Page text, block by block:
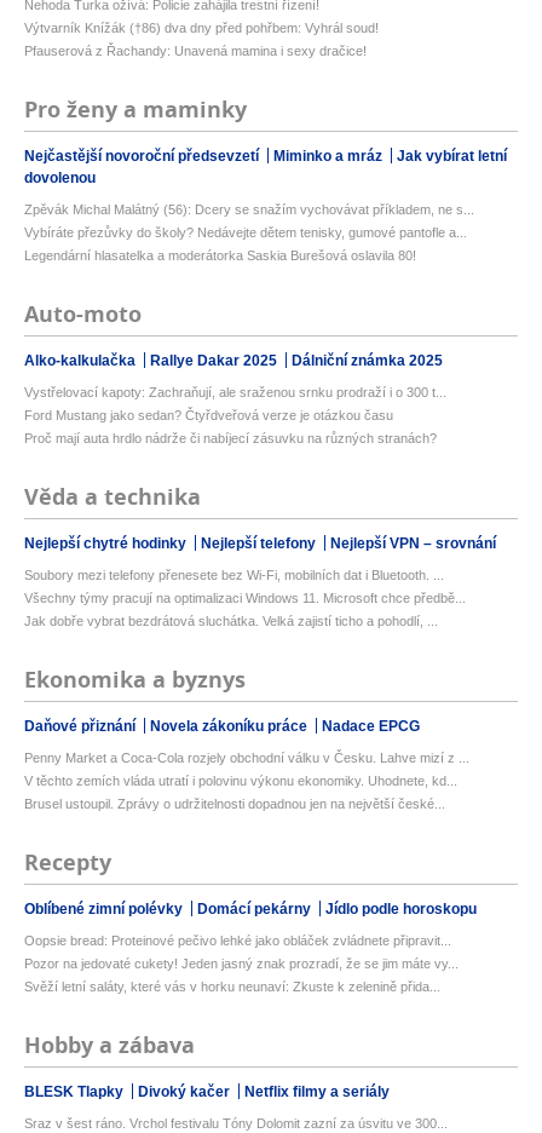
Nehoda Turka ožívá: Policie zahájila trestní řízení!
Výtvarník Knížák (†86) dva dny před pohřbem: Vyhrál soud!
Pfauserová z Řachandy: Unavená mamina i sexy dračice!
Pro ženy a maminky
Nejčastější novoroční předsevzetí Miminko a mráz
Jak vybírat letní
dovolenou
Zpěvák Michal Malátný (56): Dcery se snažím vychovávat příkladem, ne s...
Vybíráte přezůvky do školy? Nedávejte dětem tenisky, gumové pantofle a...
Legendární hlasatelka a moderátorka Saskia Burešová oslavila 80!
Auto-moto
Alko-kalkulačka Rallye Dakar 2025 Dálniční známka 2025
Vystřelovací kapoty: Zachraňují, ale sraženou srnku prodraží i o 300 t...
Ford Mustang jako sedan? Čtyřdveřová verze je otázkou času
Proč mají auta hrdlo nádrže či nabíjecí zásuvku na různých stranách?
Věda a technika
Nejlepší chytré hodinky Nejlepší telefony Nejlepší VPN – srovnání
Soubory mezi telefony přenesete bez Wi-Fi, mobilních dat i Bluetooth. ...
Všechny týmy pracují na optimalizaci Windows 11. Microsoft chce předbě...
Jak dobře vybrat bezdrátová sluchátka. Velká zajistí ticho a pohodlí, ...
Ekonomika a byznys
Daňové přiznání Novela zákoníku práce Nadace EPCG
Penny Market a Coca-Cola rozjely obchodní válku v Česku. Lahve mizí z ...
V těchto zemích vláda utratí i polovinu výkonu ekonomiky. Uhodnete, kd...
Brusel ustoupil. Zprávy o udržitelnosti dopadnou jen na největší české...
Recepty
Oblíbené zimní polévky Domácí pekárny Jídlo podle horoskopu
Oopsie bread: Proteinové pečivo lehké jako obláček zvládnete připravit...
Pozor na jedovaté cukety! Jeden jasný znak prozradí, že se jim máte vy...
Svěží letní saláty, které vás v horku neunaví: Zkuste k zelenině přida...
Hobby a zábava
BLESK Tlapky Divoký kačer Netflix filmy a seriály
Sraz v šest ráno. Vrchol festivalu Tóny Dolomit zazní za úsvitu ve 300...